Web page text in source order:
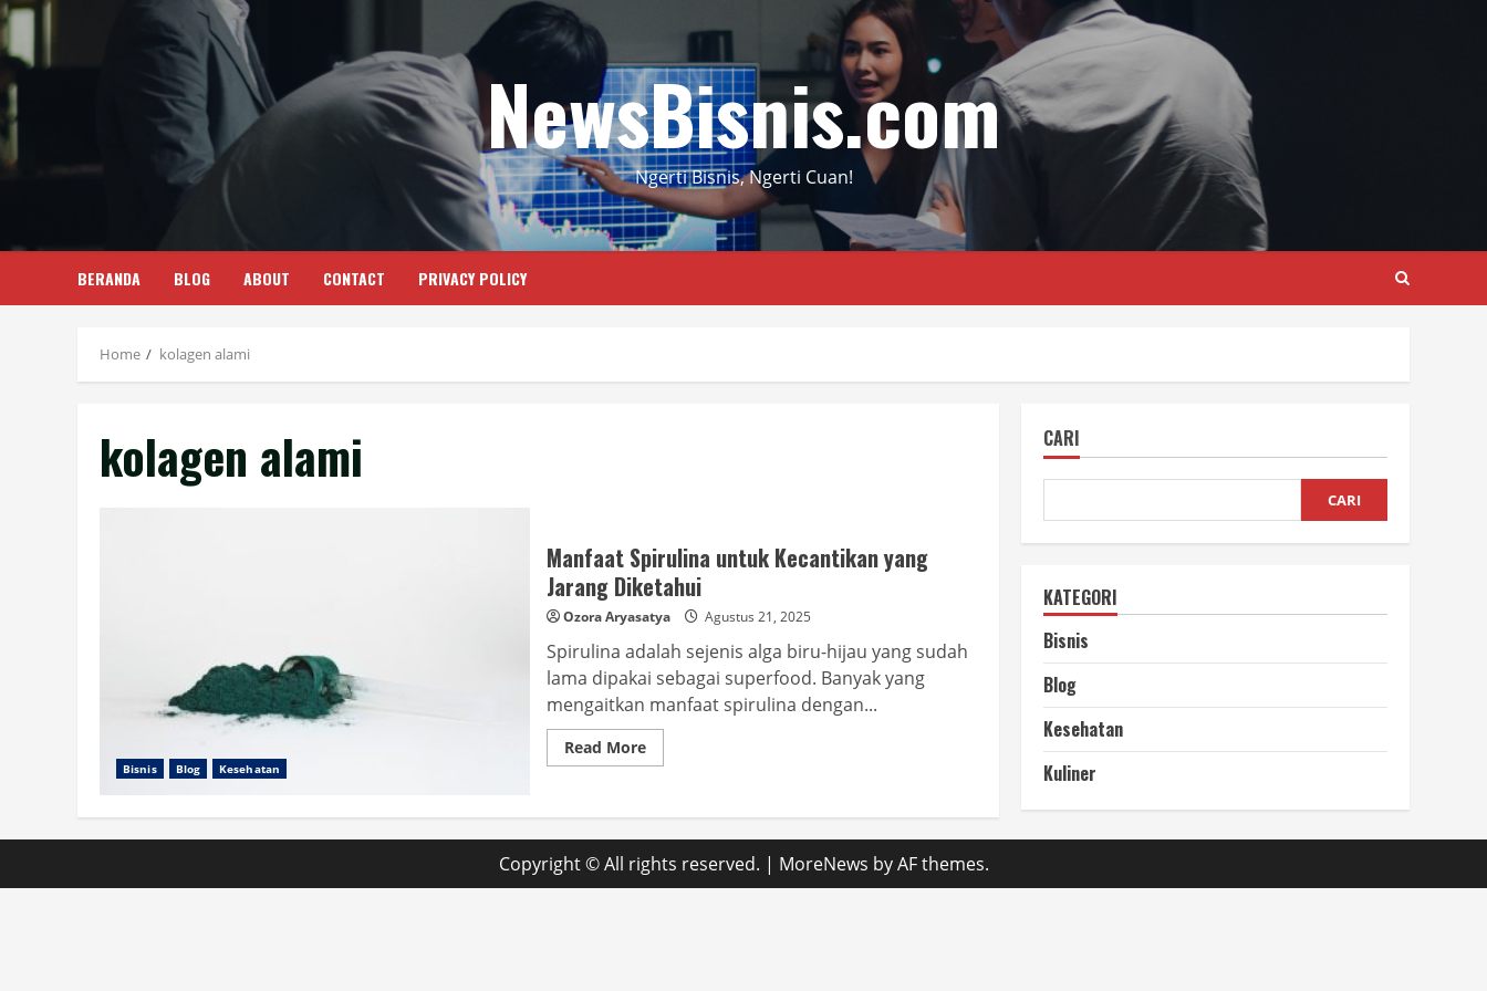
Skip
content
NewsBisnis.com
Ngerti Bisnis, Ngerti Cuan!
BERANDA BLOG ABOUT CONTACT PRIVACY POLICY
Home kolagen alami
kolagen alami
Bisnis Blog Kesehatan
Manfaat Spirulina untuk Kecantikan yang
Jarang Diketahui
Ozora Aryasatya Agustus 21, 2025
Spirulina adalah sejenis alga biru-hijau yang sudah
lama dipakai sebagai superfood. Banyak yang
mengaitkan manfaat spirulina dengan...
Read MoreRead
more
untuk
Kecantikan
yang
Jarang
Diketahui
CARI
CARI
KATEGORI
Bisnis
Blog
Kesehatan
Kuliner
Copyright © All rights reserved. | MoreNews by AF themes.